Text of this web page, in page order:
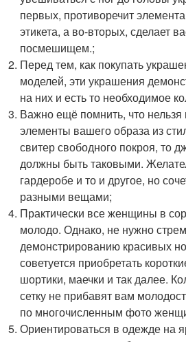
первых, противоречит
этикета, а во-вторых, сделает
посмешищем.;
Перед тем, как покупать
моделей, эти украшения
на них и есть то необходимое
Важно ещё помнить, что нельзя
элементы вашего образа из
свитер свободного покроя, то
должны быть таковыми.
гардеробе и то и другое, но
разными вещами;
Практически все женщины в
молодо. Однако, не нужно
демонстрированию красивых
советуется приобретать
шортики, маечки и так далее.
сетку не прибавят вам
по многочисленным фото
Ориентироваться в одежде на